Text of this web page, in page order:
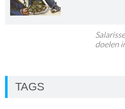
doelen
TAGS